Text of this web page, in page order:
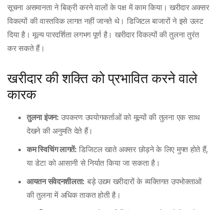
सूचना असमानता ने बिक्री करने वालों के पक्ष में काम किया। खरीदार अक्सर
विकल्पों की वास्तविक लागत नहीं जानते थे। डिजिटल बाजारों ने इसे उलट
दिया है। मूल्य पारदर्शिता लगभग पूर्ण है। खरीदार विकल्पों की तुलना तुरंत
कर सकते हैं।
खरीदार की शक्ति को प्रभावित करने वाले
कारक
तुलना इंजन: उपकरण उपयोगकर्ताओं को मूल्यों की तुलना एक साथ
देखने की अनुमति देते हैं।
कम स्विचिंग लागतें: डिजिटल खाते अक्सर छोड़ने के लिए मुफ्त होते हैं,
या डेटा को आसानी से निर्यात किया जा सकता है।
आयतन संवेदनशीलता: बड़े उद्यम खरीदारों के व्यक्तिगत उपभोक्ताओं
की तुलना में अधिक ताकत होती है।